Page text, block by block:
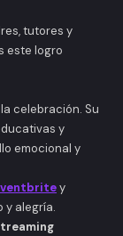
tutores y
este logro
celebración. Su
y
emocional y
y
y alegría.